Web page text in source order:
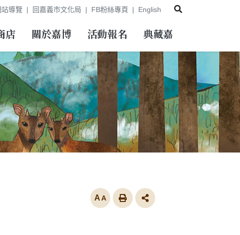
站導覽 回嘉義市文化局 FB粉絲專頁 English
店 關於嘉博 活動報名 典藏嘉
放大